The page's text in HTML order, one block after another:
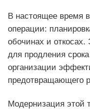
В настоящее время
операции:
обочинах и
для продления
организации
предотвращающего
Модернизация этой